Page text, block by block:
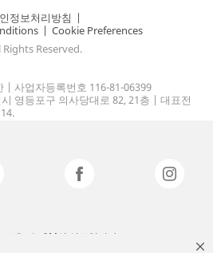
정보처리방침 |
| Cookie Preferences
Reserved.
| 사업자등록번호 116-81-06399
영등포구 의사당대로 82, 21층 | 대표전
브랜드는 3M의 상표입니다.